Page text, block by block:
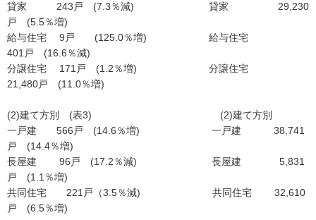
貸家 243戸 (7.3％減) 貸家 29,230
戸 (5.5％増)
給与住宅 9戸 (125.0％増) 給与住宅
401戸 (16.6％減)
分譲住宅 171戸 (1.2％増) 分譲住宅
21,480戸 (11.0％増)
(2)建て方別 (表3) (2)建て方別
一戸建 566戸 (14.6％増) 一戸建 38,741
戸 (14.4％増)
長屋建 96戸 (17.2％減) 長屋建 5,831
戸 (1.1％増)
共同住宅 221戸（3.5％減) 共同住宅 32,610
戸 (6.5％増)